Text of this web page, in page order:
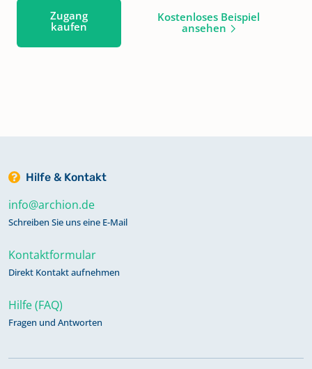
Zugang
kaufen
Kostenloses Beispiel
ansehen
Hilfe & Kontakt
info@archion.de
Schreiben Sie uns eine E-Mail
Kontaktformular
Direkt Kontakt aufnehmen
Hilfe (FAQ)
Fragen und Antworten